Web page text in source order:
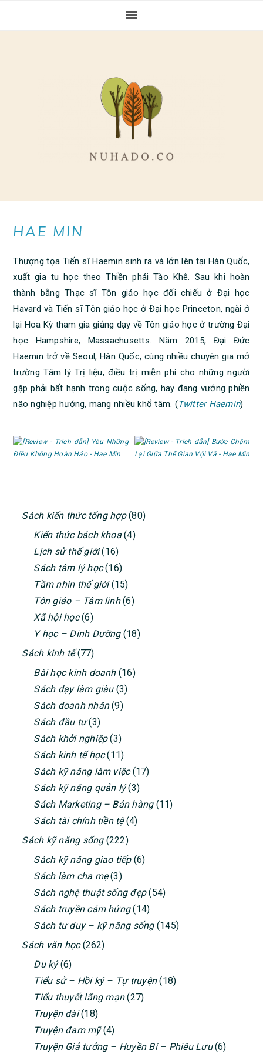
HAE MIN
Thượng tọa Tiến sĩ Haemin sinh ra và lớn lên tại Hàn Quốc,
xuất gia tu học theo Thiền phái Tào Khê. Sau khi hoàn
thành bằng Thạc sĩ Tôn giáo học đối chiếu ở Đại học
Havard và Tiến sĩ Tôn giáo học ở Đại học Princeton, ngài ở
lại Hoa Kỳ tham gia giảng dạy về Tôn giáo học ở trường Đại
học Hampshire, Massachusetts. Năm 2015, Đại Đức
Haemin trở về Seoul, Hàn Quốc, cùng nhiều chuyên gia mở
trường Tâm lý Trị liệu, điều trị miễn phí cho những người
gặp phải bất hạnh trong cuộc sống, hay đang vướng phiền
não nghiệp hướng, mang nhiều khổ tâm. (Twitter Haemin)
PRIMARY
SIDEBAR
Sách kiến thức tổng hợp(80)
Kiến thức bách khoa(4)
Lịch sử thế giới(16)
Sách tâm lý học(16)
Tầm nhìn thế giới(15)
Tôn giáo – Tâm linh(6)
Xã hội học(6)
Y học – Dinh Dưỡng(18)
Sách kinh tế(77)
Bài học kinh doanh(16)
Sách dạy làm giàu(3)
Sách doanh nhân(9)
Sách đầu tư(3)
Sách khởi nghiệp(3)
Sách kinh tế học(11)
Sách kỹ năng làm việc(17)
Sách kỹ năng quản lý(3)
Sách Marketing – Bán hàng(11)
Sách tài chính tiền tệ(4)
Sách kỹ năng sống(222)
Sách kỹ năng giao tiếp(6)
Sách làm cha mẹ(3)
Sách nghệ thuật sống đẹp(54)
Sách truyền cảm hứng(14)
Sách tư duy – kỹ năng sống(145)
Sách văn học(262)
Du ký(6)
Tiểu sử – Hồi ký – Tự truyện(18)
Tiểu thuyết lãng mạn(27)
Truyện dài(18)
Truyện đam mỹ(4)
Truyện Giả tưởng – Huyền Bí – Phiêu Lưu(6)